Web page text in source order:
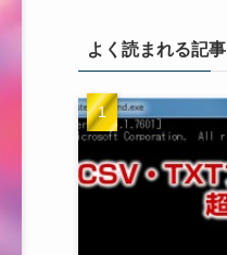
よく読まれる記事